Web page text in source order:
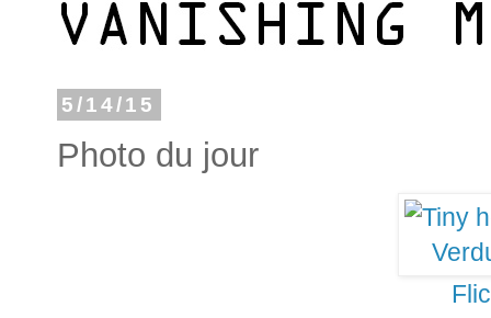
5/14/15
Photo du jour